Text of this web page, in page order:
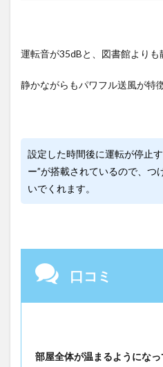
運転音が35dBと、図書館よりも
静かながらもパワフル送風が特
設定した時間後に運転が停止
ー”が搭載されているので、つ
いでくれます。
口コミ
部屋全体が温まるようにな